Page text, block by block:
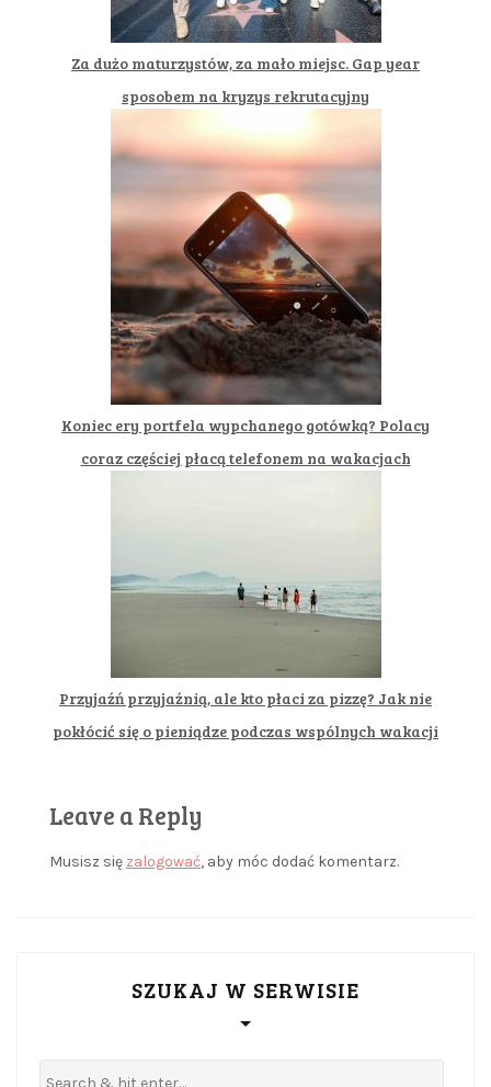
Za dużo maturzystów, za mało miejsc. Gap year
sposobem na kryzys rekrutacyjny
Koniec ery portfela wypchanego gotówką? Polacy
coraz częściej płacą telefonem na wakacjach
Przyjaźń przyjaźnią, ale kto płaci za pizzę? Jak nie
pokłócić się o pieniądze podczas wspólnych wakacji
Leave a Reply
Musisz się zalogować, aby móc dodać komentarz.
SZUKAJ W SERWISIE